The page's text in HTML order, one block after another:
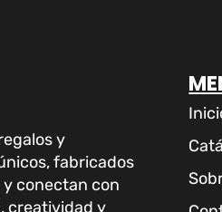
y
fabricados
y conectan con
creatividad y